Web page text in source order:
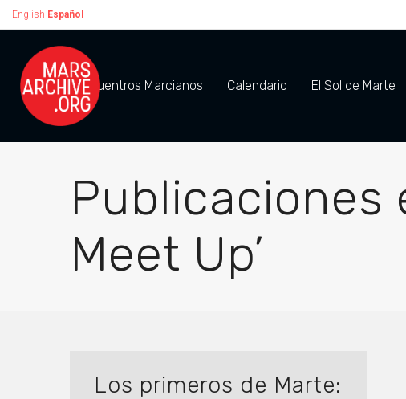
English Español
Encuentros Marcianos Calendario El Sol de Marte
Publicaciones
Meet Up’
Los primeros de Marte: